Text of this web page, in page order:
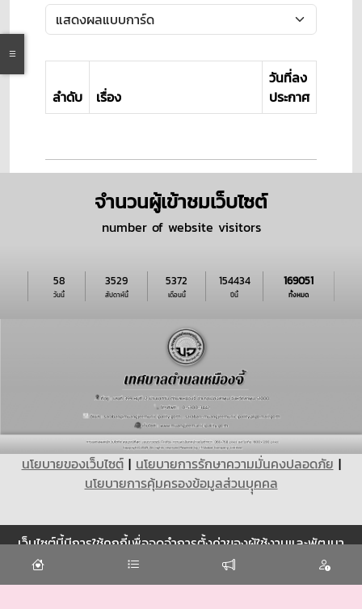
ลำดับ เรื่อง
วันที่ลง
ประกาศ
จำนวนผู้เข้าชมเว็บไซต์
number of website visitors
วันนี้
58
สัปดาห์นี้
3529
เดือนนี้
5372
ปีนี้
154434
ทั้งหมด
169051
นโยบายของเว็บไซต์| นโยบายการรักษาความมั่นคงปลอดภัย |
นโยบายการคุ้มครองข้อมูลส่วนบุุคคล
Cookie
เว็บไซต์นี้มีการใช้คุกกี้เพื่อจดจำการตั้งค่าของผู้ใช้งานและพัฒนา
ประสบการณ์การใช้งานของคุณให้ดียิ่งขึ้น